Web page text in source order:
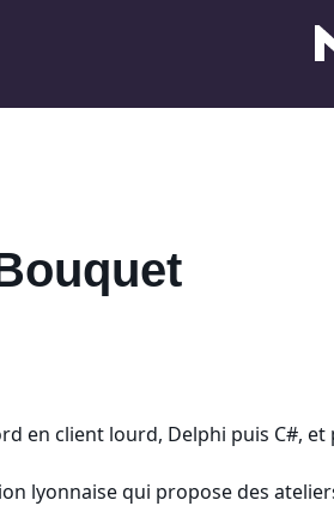
en client lourd, Delphi puis C#,
lyonnaise qui propose des